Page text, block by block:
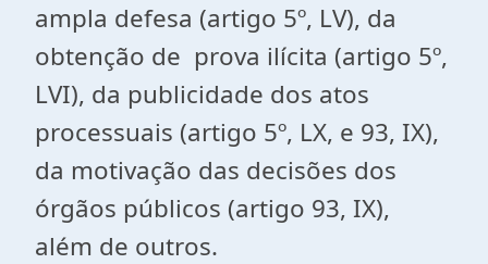
ampla defesa (artigo 5º, LV), da
obtenção de prova ilícita (artigo 5º,
LVI), da publicidade dos atos
processuais (artigo 5º, LX, e 93, IX),
da motivação das decisões dos
órgãos públicos (artigo 93, IX),
além de outros.